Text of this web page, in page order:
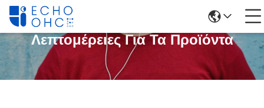
Λεπτομέρειες Για Τα Προϊόντα